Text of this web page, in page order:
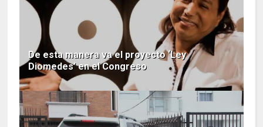
De esta manera va el proyecto ‘Ley
Diomedes’ en el Congreso